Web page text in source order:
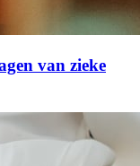
van zieke